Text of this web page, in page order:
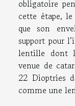
obligatoire
cette étape,
que son
support pour
lentille dont
venue de
22 Dioptries
comme une